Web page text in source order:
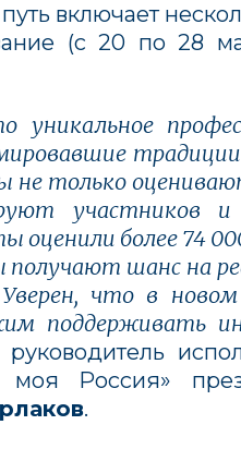
включает
(с 20 по 28
не только
участников
оценили более 74
получают шанс на
Уверен, что в
поддерживать
руководитель
Россия»
.